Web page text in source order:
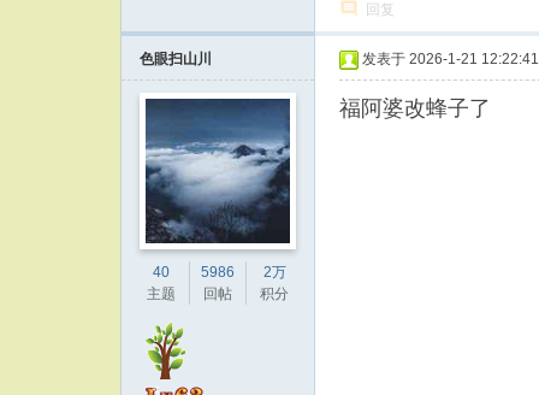
回复
色眼扫山川
40
主题
5986
回帖
2万
积分
发表于 2026-1-21 12:22:41
福阿婆改蜂子了